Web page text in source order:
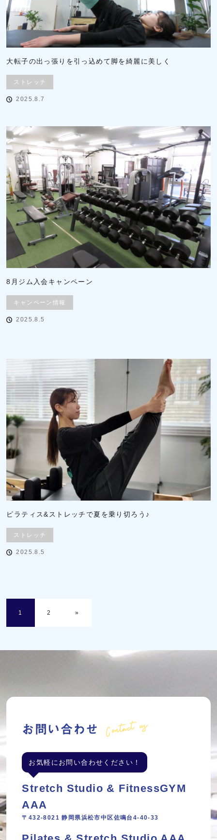
大転子の出っ張りを引っ込めて脚を綺麗に美しく
ストレッチ
2025.8.7
8月ジム入会キャンペーン
キャンペーン情報
2025.8.5
ピラティス&ストレッチで夏を乗り切ろう♪
ストレッチ
2025.8.5
1 2 »
お問い合わせ Contact us
お気軽にお問い合わせください！
Stretch Studio & FitnessGYM
AAA
〒432-8021 静岡県浜松市中区佐鳴台4-40-33